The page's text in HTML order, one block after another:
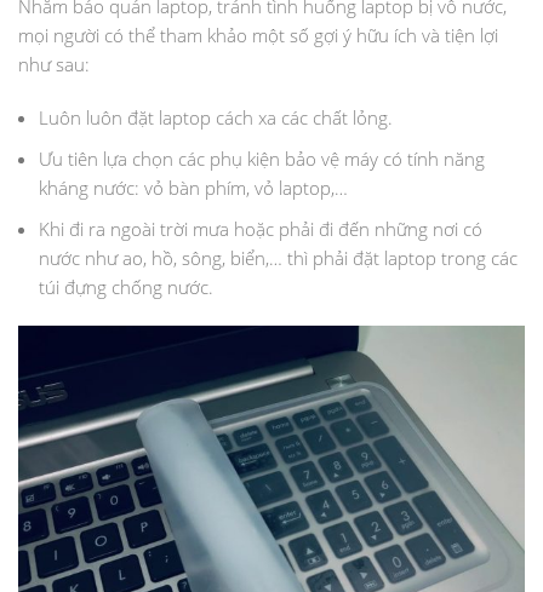
Nhằm bảo quản laptop, tránh tình huống laptop bị vô nước,
mọi người có thể tham khảo một số gợi ý hữu ích và tiện lợi
như sau:
Luôn luôn đặt laptop cách xa các chất lỏng.
Ưu tiên lựa chọn các phụ kiện bảo vệ máy có tính năng
kháng nước: vỏ bàn phím, vỏ laptop,…
Khi đi ra ngoài trời mưa hoặc phải đi đến những nơi có
nước như ao, hồ, sông, biển,… thì phải đặt laptop trong các
túi đựng chống nước.